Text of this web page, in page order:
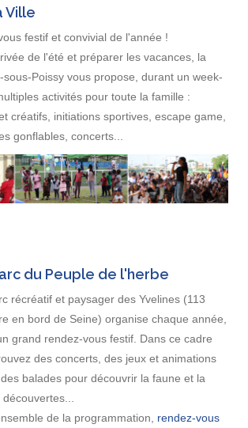
Ville
festif et convivial de l'année !
de l'été et préparer les vacances, la
Poissy vous propose, durant un week-
activités pour toute la famille :
créatifs, initiations sportives, escape game,
gonflables, concerts...
du Peuple de l'herbe
récréatif et paysager des Yvelines (113
en bord de Seine) organise chaque année,
grand rendez-vous festif. Dans ce cadre
des concerts, des jeux et animations
balades pour découvrir la faune et la
de la programmation, rendez-vous